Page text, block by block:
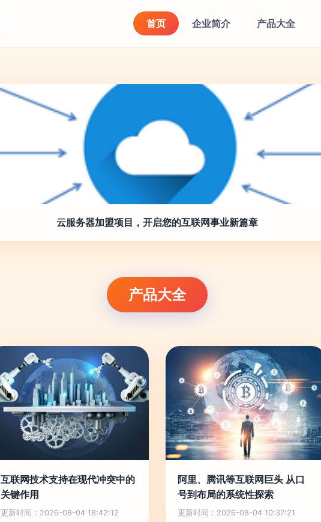
首页 企业简介 产品大全
云服务器加盟项目，开启您的互联网事业新篇章
产品大全
互联网技术支持在现代冲突中的
关键作用
更新时间：2026-08-04 18:42:12
阿里、腾讯等互联网巨头 从口
号到布局的系统性探索
更新时间：2026-08-04 10:37:21